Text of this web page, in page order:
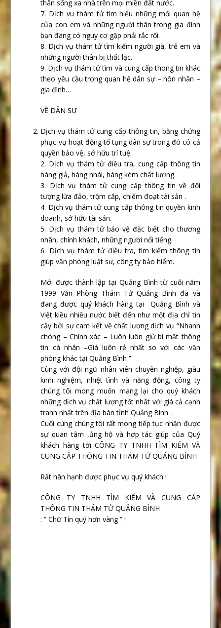
thân sống xa nhà trên mọi miền đất nước.
7. Dịch vu thám tử tìm hiểu những mối quan hệ
của con em và những người thân trong gia đình
bạn đang có nguy cơ gặp phải rắc rối.
8. Dịch vụ thám tử tìm kiếm người già, trẻ em và
những người thân bị thất lạc.
9. Dịch vụ thám tử tìm và cung cấp thong tin khác
theo yêu cầu trong quan hệ dân sự – hôn nhân –
gia đình…
VỀ DÂN SỰ
Dịch vụ thám tử cung cấp thông tin, bằng chứng
phục vụ hoạt động tố tụng dân sự trong đó có cả
quyền bảo vệ, sở hữu trí tuệ.
2. Dịch vụ thám tử điều tra, cung cấp thông tin
hàng giả, hàng nhái, hàng kém chất lượng.
3. Dịch vụ thám tử cung cấp thông tin về đối
tượng lừa đảo, trộm cắp, chiếm đoạt tài sản .
4. Dịch vụ thám tử cung cấp thông tin quyền kinh
doanh, sở hữu tài sản.
5. Dịch vụ thám tử bảo vệ đặc biệt cho thương
nhân, chính khách, những người nổi tiếng.
6. Dịch vụ thám tử điều tra, tìm kiếm thông tin
giúp văn phòng luật sư, công ty bảo hiểm.
Mới được thành lập tại Quảng Bình từ cuối năm
1999 Văn Phòng Thám Tử Quảng Bình đã và
đang được quý khách hàng tại Quảng Bình và
Việt kiều nhiều nước biết đến như một địa chỉ tin
cậy bởi sự cam kết về chất lượng dịch vụ “Nhanh
chóng – Chính xác – Luôn luôn giử bí mật thông
tin cá nhân –Giá luôn rẻ nhất so với các văn
phòng khác tại Quảng Bình ”
Cùng với đội ngũ nhân viên chuyên nghiệp, giàu
kinh nghiệm, nhiệt tình và năng động, công ty
chúng tôi mong muốn mang lại cho quý khách
những dịch vụ chất lượng tốt nhất với giá cả cạnh
tranh nhất trên địa bàn tỉnh Quảng Bình .
Cuối cùng chúng tôi rất mong tiếp tục nhận được
sự quan tâm ,ủng hộ và hợp tác giúp của Quý
khách hàng tới CÔNG TY TNHH TÌM KIẾM VÀ
CUNG CẤP THÔNG TIN THÁM TỬ QUẢNG BÌNH
Rất hân hạnh được phục vụ quý khách !
CÔNG TY TNHH TÌM KIẾM VÀ CUNG CẤP
THÔNG TIN THÁM TỬ QUẢNG BÌNH
: “ Chữ Tín quý hơn vàng ” !